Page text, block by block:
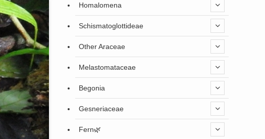
Homalomena
Schismatoglottideae
Other Araceae
Melastomataceae
Begonia
Gesneriaceae
Fern🌿